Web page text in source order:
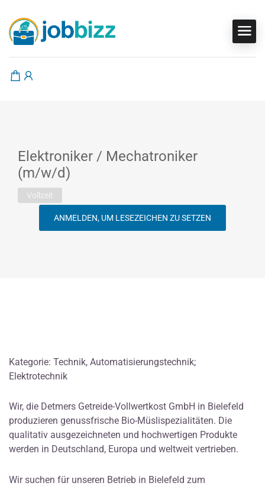
Elektroniker / Mechatroniker
(m/w/d)
Vollzeit
ANMELDEN, UM LESEZEICHEN ZU SETZEN
Kategorie: Technik, Automatisierungstechnik;
Elektrotechnik
Wir, die Detmers Getreide-Vollwertkost GmbH in Bielefeld
produzieren genussfrische Bio-Müslispezialitäten. Die
qualitativ ausgezeichneten und hochwertigen Produkte
werden in Deutschland, Europa und weltweit vertrieben.
Wir suchen für unseren Betrieb in Bielefeld zum